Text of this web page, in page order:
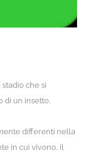
che si
di un insetto.
differenti nella
in cui vivono, il